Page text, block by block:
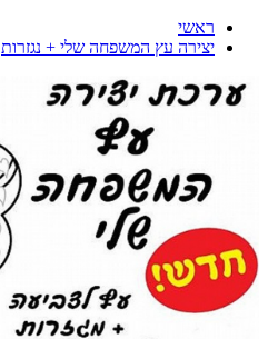
ראשי
יצירה עץ המשפחה שלי + נגזרות